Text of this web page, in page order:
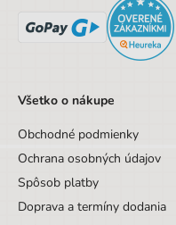
Všetko o nákupe
Obchodné podmienky
Ochrana osobných údajov
Spôsob platby
Doprava a termíny dodania